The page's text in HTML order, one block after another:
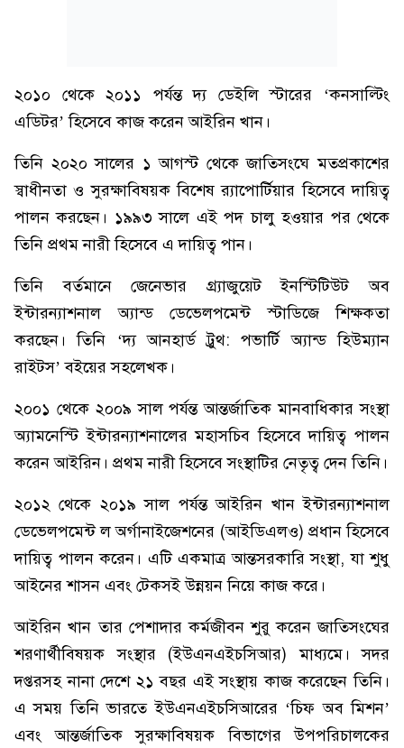
২০১০ থেকে ২০১১ পর্যন্ত দ্য ডেইলি স্টারের ‘কনসাল্টিং
এডিটর’ হিসেবে কাজ করেন আইরিন খান।
তিনি ২০২০ সালের ১ আগস্ট থেকে জাতিসংঘে মতপ্রকাশের
স্বাধীনতা ও সুরক্ষাবিষয়ক বিশেষ র‍্যাপোর্টিয়ার হিসেবে দায়িত্ব
পালন করছেন। ১৯৯৩ সালে এই পদ চালু হওয়ার পর থেকে
তিনি প্রথম নারী হিসেবে এ দায়িত্ব পান।
তিনি বর্তমানে জেনেভার গ্র্যাজুয়েট ইনস্টিটিউট অব
ইন্টারন্যাশনাল অ্যান্ড ডেভেলপমেন্ট স্টাডিজে শিক্ষকতা
করছেন। তিনি ‘দ্য আনহার্ড ট্রুথ: পভার্টি অ্যান্ড হিউম্যান
রাইটস’ বইয়ের সহলেখক।
২০০১ থেকে ২০০৯ সাল পর্যন্ত আন্তর্জাতিক মানবাধিকার সংস্থা
অ্যামনেস্টি ইন্টারন্যাশনালের মহাসচিব হিসেবে দায়িত্ব পালন
করেন আইরিন। প্রথম নারী হিসেবে সংস্থাটির নেতৃত্ব দেন তিনি।
২০১২ থেকে ২০১৯ সাল পর্যন্ত আইরিন খান ইন্টারন্যাশনাল
ডেভেলপমেন্ট ল অর্গানাইজেশনের (আইডিএলও) প্রধান হিসেবে
দায়িত্ব পালন করেন। এটি একমাত্র আন্তসরকারি সংস্থা, যা শুধু
আইনের শাসন এবং টেকসই উন্নয়ন নিয়ে কাজ করে।
আইরিন খান তার পেশাদার কর্মজীবন শুরু করেন জাতিসংঘের
শরণার্থীবিষয়ক সংস্থার (ইউএনএইচসিআর) মাধ্যমে। সদর
দপ্তরসহ নানা দেশে ২১ বছর এই সংস্থায় কাজ করেছেন তিনি।
এ সময় তিনি ভারতে ইউএনএইচসিআরের ‘চিফ অব মিশন’
এবং আন্তর্জাতিক সুরক্ষাবিষয়ক বিভাগের উপপরিচালকের